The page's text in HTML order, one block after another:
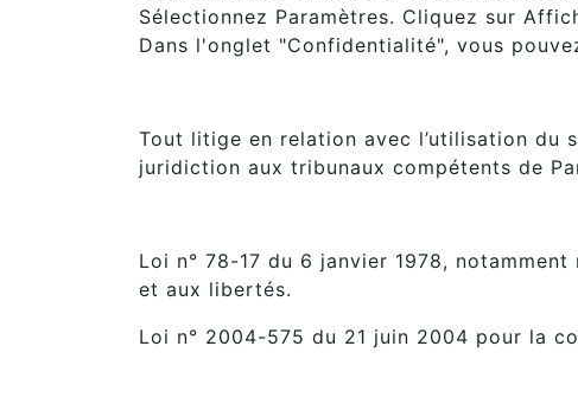
Sélectionnez Paramètres. Cliquez sur
Dans l'onglet "Confidentialité", vous
Tout litige en relation avec l’utilisation du
juridiction aux tribunaux compétents de
Loi n° 78-17 du 6 janvier 1978,
et aux libertés.
Loi n° 2004-575 du 21 juin 2004 pour la